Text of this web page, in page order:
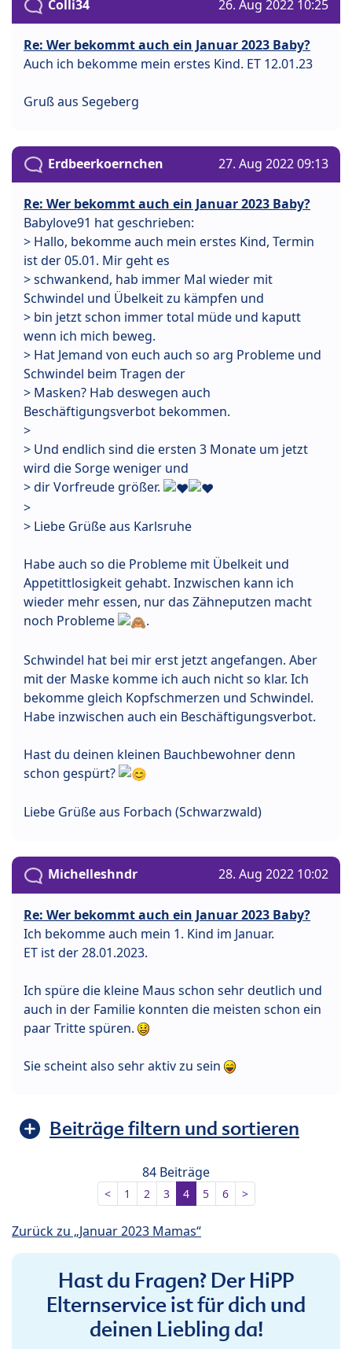
Colli34 26. Aug 2022 10:25
Re: Wer bekommt auch ein Januar 2023 Baby?
Auch ich bekomme mein erstes Kind. ET 12.01.23
Gruß aus Segeberg
Erdbeerkoernchen 27. Aug 2022 09:13
Re: Wer bekommt auch ein Januar 2023 Baby?
Babylove91 hat geschrieben:
> Hallo, bekomme auch mein erstes Kind, Termin
ist der 05.01. Mir geht es
> schwankend, hab immer Mal wieder mit
Schwindel und Übelkeit zu kämpfen und
> bin jetzt schon immer total müde und kaputt
wenn ich mich beweg.
> Hat Jemand von euch auch so arg Probleme und
Schwindel beim Tragen der
> Masken? Hab deswegen auch
Beschäftigungsverbot bekommen.
>
> Und endlich sind die ersten 3 Monate um jetzt
wird die Sorge weniger und
> dir Vorfreude größer.
>
> Liebe Grüße aus Karlsruhe
Habe auch so die Probleme mit Übelkeit und
Appetittlosigkeit gehabt. Inzwischen kann ich
wieder mehr essen, nur das Zähneputzen macht
noch Probleme
.
Schwindel hat bei mir erst jetzt angefangen. Aber
mit der Maske komme ich auch nicht so klar. Ich
bekomme gleich Kopfschmerzen und Schwindel.
Habe inzwischen auch ein Beschäftigungsverbot.
Hast du deinen kleinen Bauchbewohner denn
schon gespürt?
Liebe Grüße aus Forbach (Schwarzwald)
Michelleshndr 28. Aug 2022 10:02
Re: Wer bekommt auch ein Januar 2023 Baby?
Ich bekomme auch mein 1. Kind im Januar.
ET ist der 28.01.2023.
Ich spüre die kleine Maus schon sehr deutlich und
auch in der Familie konnten die meisten schon ein
paar Tritte spüren.
Sie scheint also sehr aktiv zu sein
Beiträge filtern und sortieren
84 Beiträge
< 1 2 3 4 5 6 >
Zurück zu „Januar 2023 Mamas“
Hast du Fragen? Der HiPP
Elternservice ist für dich und
deinen Liebling da!